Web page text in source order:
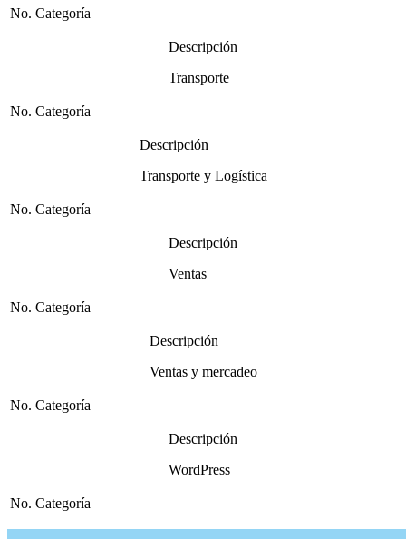
No. Categoría
Descripción
Transporte
No. Categoría
Descripción
Transporte y Logística
No. Categoría
Descripción
Ventas
No. Categoría
Descripción
Ventas y mercadeo
No. Categoría
Descripción
WordPress
No. Categoría